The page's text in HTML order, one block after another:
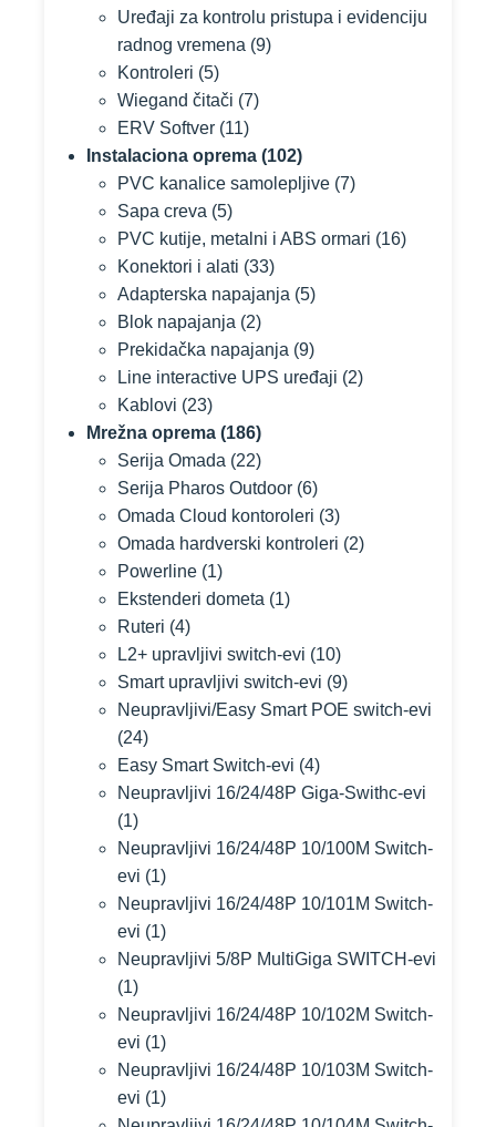
Uređaji za kontrolu pristupa i evidenciju
radnog vremena (9)
Kontroleri (5)
Wiegand čitači (7)
ERV Softver (11)
Instalaciona oprema (102)
PVC kanalice samolepljive (7)
Sapa creva (5)
PVC kutije, metalni i ABS ormari (16)
Konektori i alati (33)
Adapterska napajanja (5)
Blok napajanja (2)
Prekidačka napajanja (9)
Line interactive UPS uređaji (2)
Kablovi (23)
Mrežna oprema (186)
Serija Omada (22)
Serija Pharos Outdoor (6)
Omada Cloud kontoroleri (3)
Omada hardverski kontroleri (2)
Powerline (1)
Ekstenderi dometa (1)
Ruteri (4)
L2+ upravljivi switch-evi (10)
Smart upravljivi switch-evi (9)
Neupravljivi/Easy Smart POE switch-evi
(24)
Easy Smart Switch-evi (4)
Neupravljivi 16/24/48P Giga-Swithc-evi
(1)
Neupravljivi 16/24/48P 10/100M Switch-
evi (1)
Neupravljivi 16/24/48P 10/101M Switch-
evi (1)
Neupravljivi 5/8P MultiGiga SWITCH-evi
(1)
Neupravljivi 16/24/48P 10/102M Switch-
evi (1)
Neupravljivi 16/24/48P 10/103M Switch-
evi (1)